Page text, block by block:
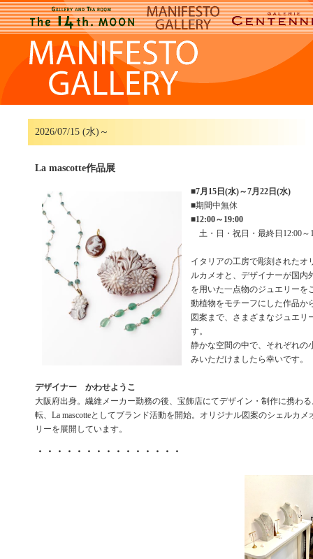
2026/07/15 (水)～
La mascotte作品展
■7月15日(水)～7月22日(水)
■期間中無休
■12:00～19:00
土・日・祝日・最終日12:00～
イタリアの工房で彫刻されたオ
ルカメオと、デザイナーが国内
を用いた一点物のジュエリーを
動植物をモチーフにした作品か
図案まで、さまざまなジュエリ
す。
静かな空間の中で、それぞれの
みいただけましたら幸いです。
デザイナー かわせようこ
大阪府出身。繊維メーカー勤務の後、宝飾店にてデザイン・制作に携わ
転、La mascotteとしてブランド活動を開始。オリジナル図案のシェルカ
リーを展開しています。
・・・・・・・・・・・・・・・